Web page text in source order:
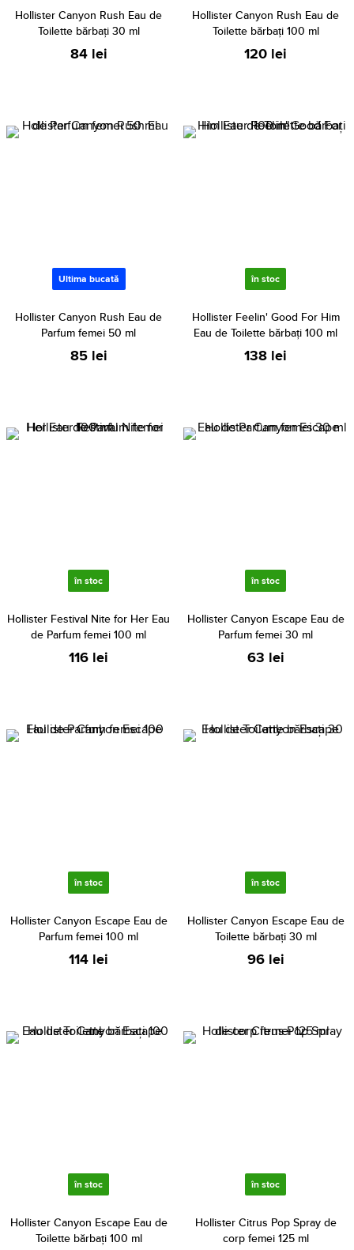
Hollister Canyon Rush Eau de
Toilette bărbați 30 ml
84 lei
Hollister Canyon Rush Eau de
Toilette bărbați 100 ml
120 lei
Ultima bucată
Hollister Canyon Rush Eau de
Parfum femei 50 ml
85 lei
în stoc
Hollister Feelin' Good For Him
Eau de Toilette bărbați 100 ml
138 lei
în stoc
Hollister Festival Nite for Her Eau
de Parfum femei 100 ml
116 lei
în stoc
Hollister Canyon Escape Eau de
Parfum femei 30 ml
63 lei
în stoc
Hollister Canyon Escape Eau de
Parfum femei 100 ml
114 lei
în stoc
Hollister Canyon Escape Eau de
Toilette bărbați 30 ml
96 lei
în stoc
Hollister Canyon Escape Eau de
Toilette bărbați 100 ml
în stoc
Hollister Citrus Pop Spray de
corp femei 125 ml